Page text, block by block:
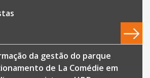
da gestão do parque
de La Comédie em